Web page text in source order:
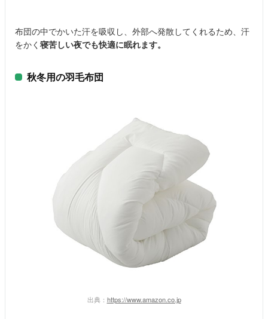
布団の中でかいた汗を吸収し、外部へ発散してくれるため、汗
をかく 寝苦しい夜でも快適に眠れます。
秋冬用の羽毛布団
出典： https://www.amazon.co.jp